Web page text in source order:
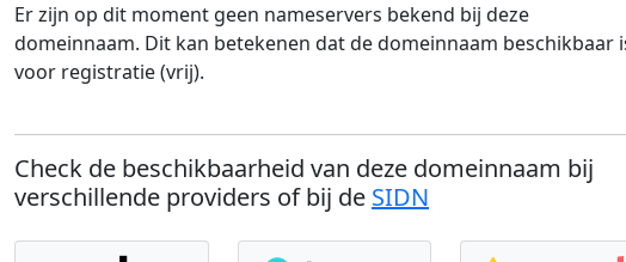
Er zijn op dit moment geen nameservers bekend bij deze
domeinnaam. Dit kan betekenen dat de domeinnaam beschikbaar
voor registratie (vrij).
Check de beschikbaarheid van deze domeinnaam bij
verschillende providers of bij de SIDN